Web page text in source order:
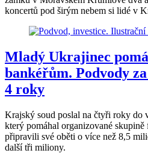
koncertů pod širým nebem si lidé v
Mladý Ukrajinec
bankéřům. Podvody
4 roky
Krajský soud poslal na čtyři roky do
který pomáhal organizované
připravili své oběti o více než 8,5
další tři miliony.